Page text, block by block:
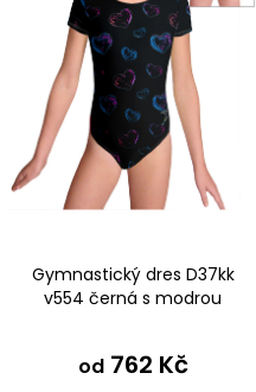
t
ů
k
t
Gymnastický dres D37kk
v554 černá s modrou
od762 Kč